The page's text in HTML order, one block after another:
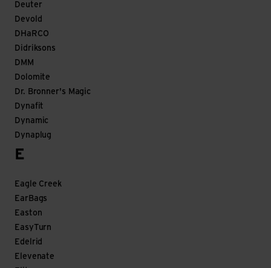
Deuter
Devold
DHaRCO
Didriksons
DMM
Dolomite
Dr. Bronner's Magic
Dynafit
Dynamic
Dynaplug
E
Eagle Creek
EarBags
Easton
EasyTurn
Edelrid
Elevenate